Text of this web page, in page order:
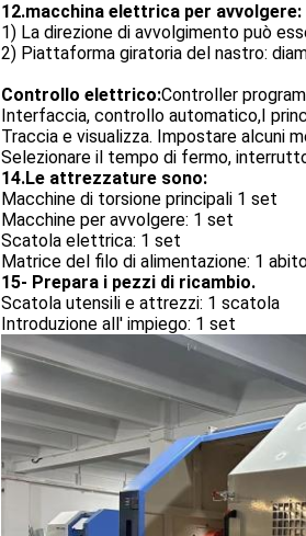
12.macchina elettrica per avvolgere:
1) La direzione di avvolgimento può
2) Piattaforma giratoria del nastro:
Controllo elettrico:Controller
Interfaccia, controllo automatico,I
Traccia e visualizza. Impostare alcuni
Selezionare il tempo di fermo,
14.Le attrezzature sono:
Macchine di torsione principali 1 set
Macchine per avvolgere: 1 set
Scatola elettrica: 1 set
Matrice del filo di alimentazione: 1
15- Prepara i pezzi di ricambio.
Scatola utensili e attrezzi: 1 scatola
Introduzione all' impiego: 1 set